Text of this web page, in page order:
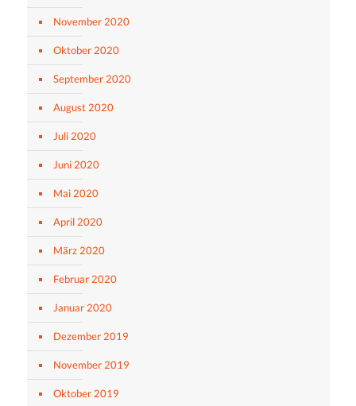
November 2020
Oktober 2020
September 2020
August 2020
Juli 2020
Juni 2020
Mai 2020
April 2020
März 2020
Februar 2020
Januar 2020
Dezember 2019
November 2019
Oktober 2019